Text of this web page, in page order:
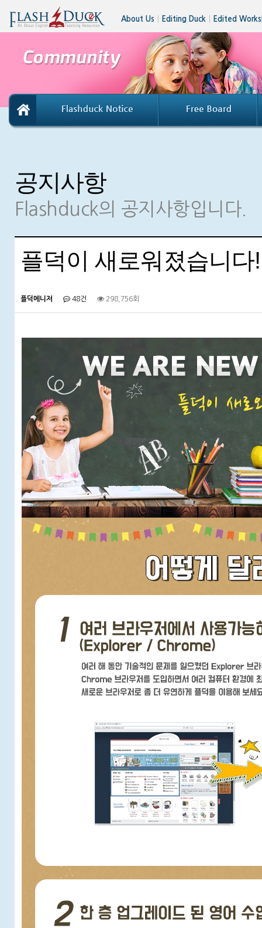
About Us Editing Duck Edited
공지사항
Flashduck의 공지사항입니다.
플덕이 새로워졌습니다!
플덕메니저 48건 298,756회